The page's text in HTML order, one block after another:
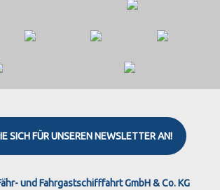
SICH FÜR UNSEREN NEWSLETTER AN!
und Fahrgastschifffahrt GmbH & Co. KG
Instagram
Facebook
X Threads